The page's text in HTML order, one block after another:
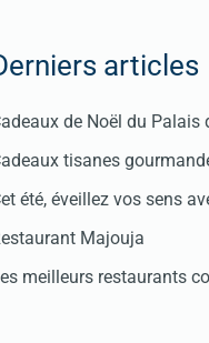
articles
de Noël du Palais
tisanes
été, éveillez vos sens
Majouja
meilleurs restaurants